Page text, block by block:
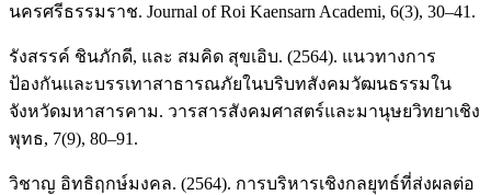
นครศรีธรรมราช. Journal of Roi Kaensarn Academi, 6(3), 30–41.
รังสรรค์ ชินภักดี, และ สมคิด สุขเอิบ. (2564). แนวทางการ
ป้องกันและบรรเทาสาธารณภัยในบริบทสังคมวัฒนธรรมใน
จังหวัดมหาสารคาม. วารสารสังคมศาสตร์และมานุษยวิทยาเชิง
พุทธ, 7(9), 80–91.
วิชาญ อิทธิฤกษ์มงคล. (2564). การบริหารเชิงกลยุทธ์ที่ส่งผลต่อ